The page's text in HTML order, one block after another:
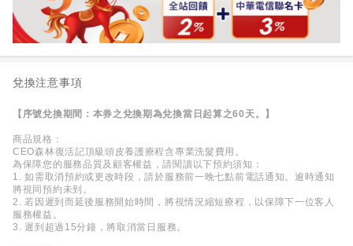
兌換注意事項
【序號兌換期間：本券之兌換期為兌換當日起算之60天。】
商品規格：
CEO森林復活記頂級頭皮養護療程含專業洗髮費用。
為保障您的服務品質及顧客權益，請閱讀以下預約須知：
1. 如需取消預約或更改時段，請於服務前一晚七點前電話通知。逾時通知
將視同預約未到。
2. 若因遲到而延後服務開始時間，將視情況縮短療程，以保障下一位客人
服務權益。
3. 遲到超過15分鐘，將取消當日服務。